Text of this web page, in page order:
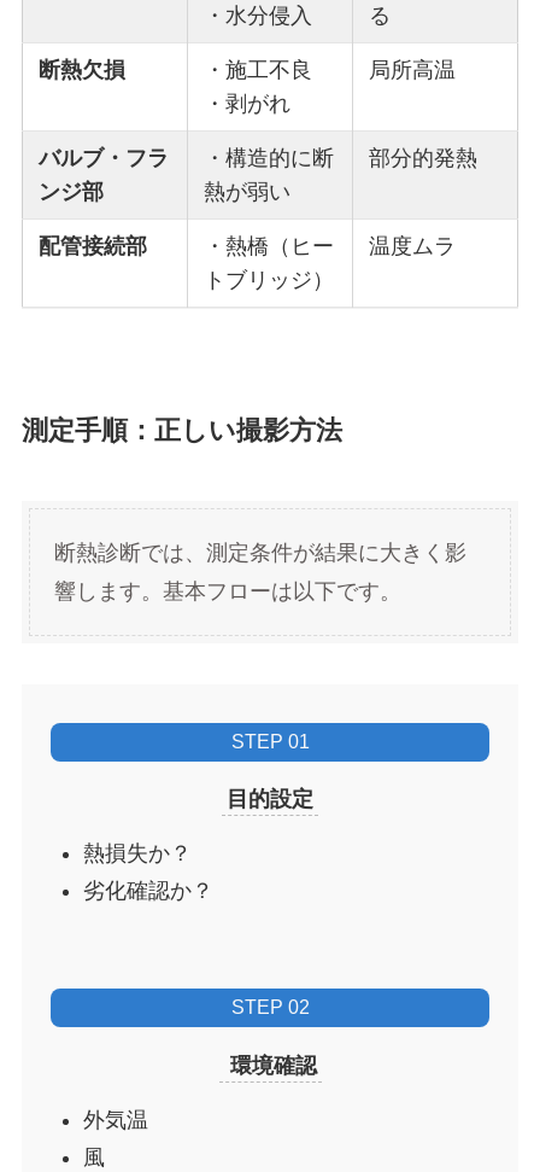
・水分侵入
る
断熱欠損
・施工不良
・剥がれ
局所高温
バルブ・フラ
ンジ部
・構造的に断
熱が弱い
部分的発熱
配管接続部
・熱橋（ヒー
トブリッジ）
温度ムラ
測定手順：正しい撮影方法
断熱診断では、測定条件が結果に大きく影
響します。基本フローは以下です。
STEP 01
目的設定
熱損失か？
劣化確認か？
STEP 02
環境確認
外気温
風